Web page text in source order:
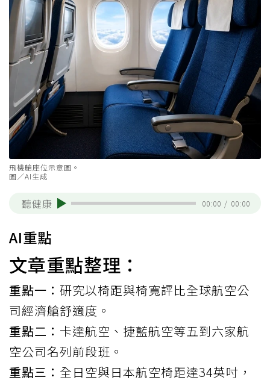
飛機艙座位示意圖。
圖／AI生成
聽健康 00:00 / 00:00
AI重點
文章重點整理：
重點一： 研究以椅距與椅寬評比全球航空公
司經濟艙舒適度。
重點二： 卡達航空、捷藍航空等五到六家航
空公司名列前段班。
重點三： 全日空與日本航空椅距達34英吋，